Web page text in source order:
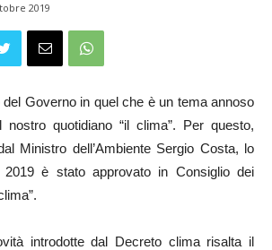
2019
Governo in quel che è un tema annoso
quotidiano “il clima”. Per questo,
Ministro dell’Ambiente Sergio Costa, lo
è stato approvato in Consiglio dei
introdotte dal Decreto clima risalta il